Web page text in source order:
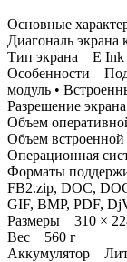
Основные
Диагональ
Тип экрана E Ink
Особенности
модуль •
Разрешение
Объем
Объем
Операционная
Форматы
FB2.zip, DOC,
GIF, BMP, PDF,
Размеры 310 ×
Вес 560 г
Аккумулятор